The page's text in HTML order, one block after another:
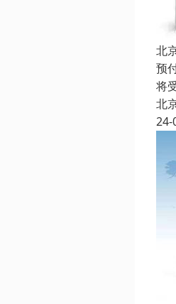
北
预
将
北
24-